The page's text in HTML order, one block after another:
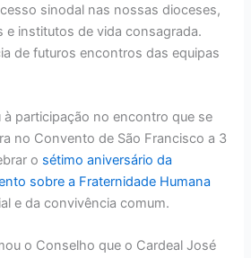
sinodal nas nossas dioceses,
e institutos de vida consagrada.
de futuros encontros das equipas
à participação no encontro que se
no Convento de São Francisco a 3
o sétimo aniversário da
sobre a Fraternidade Humana
e da convivência comum.
o Conselho que o Cardeal José